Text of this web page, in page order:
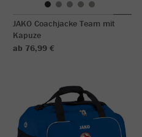
JAKO Coachjacke Team mit
Kapuze
ab 76,99 €